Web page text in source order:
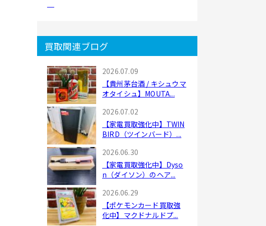
買取関連ブログ
2026.07.09
【貴州茅台酒 / キシュウマ
オタイシュ】MOUTA...
2026.07.02
【家電買取強化中】TWIN
BIRD（ツインバード）...
2026.06.30
【家電買取強化中】Dyso
n（ダイソン）のヘア...
2026.06.29
【ポケモンカード買取強
化中】マクドナルドプ...